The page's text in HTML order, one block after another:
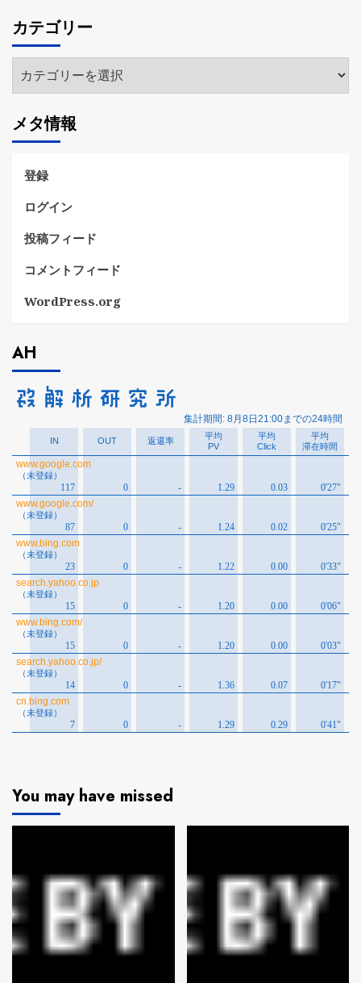
イ
ブ
カテゴリー
テ
リ
ー
メタ情報
登録
ログイン
投稿フィード
コメントフィード
WordPress.org
AH
You may have missed